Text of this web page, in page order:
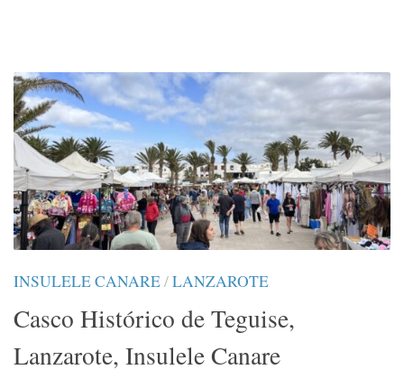
INSULELE CANARE/LANZAROTE
Casco Histórico de Teguise,
Lanzarote, Insulele Canare